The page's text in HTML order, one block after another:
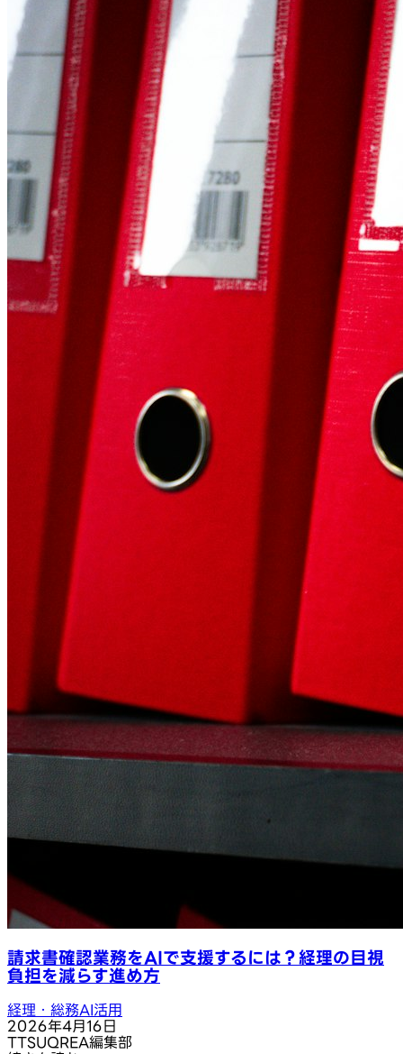
請求書確認業務をAIで支援するには？経理の目視
負担を減らす進め方
経理・総務AI活用
2026年4月16日
TTSUQREA編集部